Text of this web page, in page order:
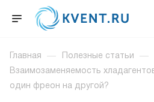
Главная — Полезные статьи —
Взаимозаменяемость
один фреон на другой?